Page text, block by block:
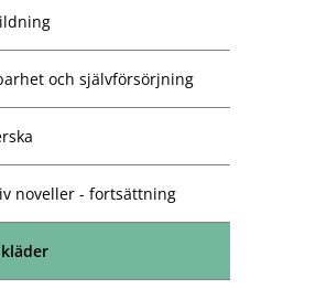
och självförsörjning
noveller - fortsättning